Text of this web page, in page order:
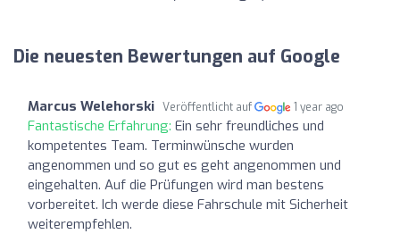
Die neuesten Bewertungen auf Google
Marcus Welehorski Veröffentlicht auf 1 year ago
Fantastische Erfahrung: Ein sehr freundliches und
kompetentes Team. Terminwünsche wurden
angenommen und so gut es geht angenommen und
eingehalten. Auf die Prüfungen wird man bestens
vorbereitet. Ich werde diese Fahrschule mit Sicherheit
weiterempfehlen.